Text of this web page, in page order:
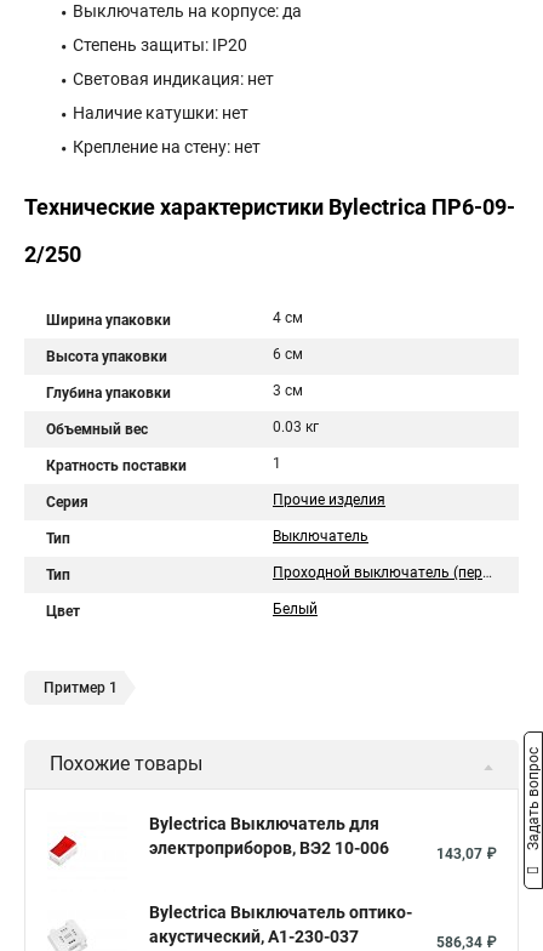
Выключатель на корпусе: да
Степень защиты: IP20
Световая индикация: нет
Наличие катушки: нет
Крепление на стену: нет
Технические характеристики Bylectrica ПР6-09-
2/250
Ширина упаковки 4 см
Высота упаковки 6 см
Глубина упаковки 3 см
Объемный вес 0.03 кг
Кратность поставки 1
Серия Прочие изделия
Тип Выключатель
Тип Проходной выключатель (переключатель)
Цвет Белый
Притмер 1
Похожие товары
Bylectrica Выключатель для
электроприборов, ВЭ2 10-006
143,07 ₽
Bylectrica Выключатель оптико-
акустический, А1-230-037
586,34 ₽
Задать вопрос